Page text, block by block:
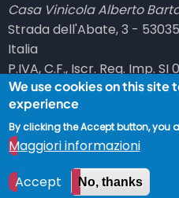
Casa Vinicola Alberto
Strada dell'Abate, 3 -
Italia
P.IVA, C.F., Iscr. Reg. Imp.
101100,00 i.v. - REA SI 66036
PEC: bartali at legalmail dot
© 2026 Vinicola Bartali, All
We use cookies on this site
experience
By clicking the Accept button, you
Maggiori informazioni
Accept
No, thanks